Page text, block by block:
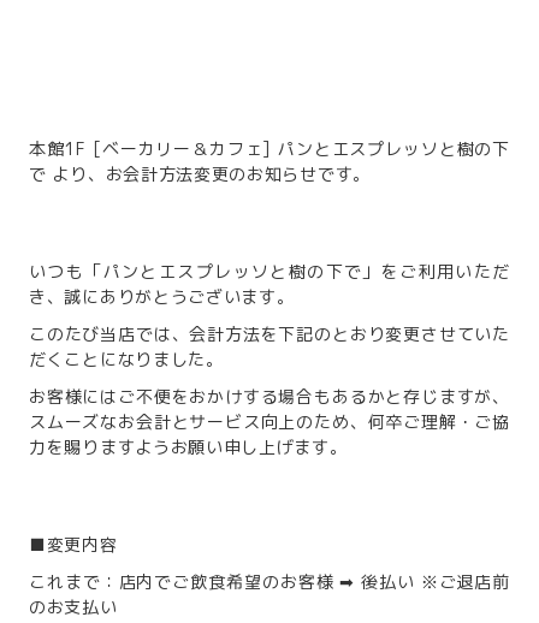
本館1F [ベーカリー＆カフェ] パンとエスプレッソと樹の下
で より、お会計方法変更のお知らせです。
いつも「パンとエスプレッソと樹の下で」をご利用いただ
き、誠にありがとうございます。
このたび当店では、会計方法を下記のとおり変更させていた
だくことになりました。
お客様にはご不便をおかけする場合もあるかと存じますが、
スムーズなお会計とサービス向上のため、何卒ご理解・ご協
力を賜りますようお願い申し上げます。
■変更内容
これまで：店内でご飲食希望のお客様 ➡ 後払い ※ご退店前
のお支払い